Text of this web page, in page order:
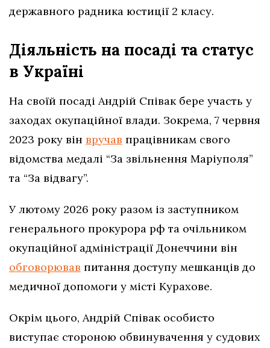
державного радника юстиції 2 класу.
Діяльність на посаді та статус
в Україні
На своїй посаді Андрій Співак бере участь у
заходах окупаційної влади. Зокрема, 7 червня
2023 року він вручав працівникам свого
відомства медалі “За звільнення Маріуполя”
та “За відвагу”.
У лютому 2026 року разом із заступником
генерального прокурора рф та очільником
окупаційної адміністрації Донеччини він
обговорював питання доступу мешканців до
медичної допомоги у місті Курахове.
Окрім цього, Андрій Співак особисто
виступає стороною обвинувачення у судових